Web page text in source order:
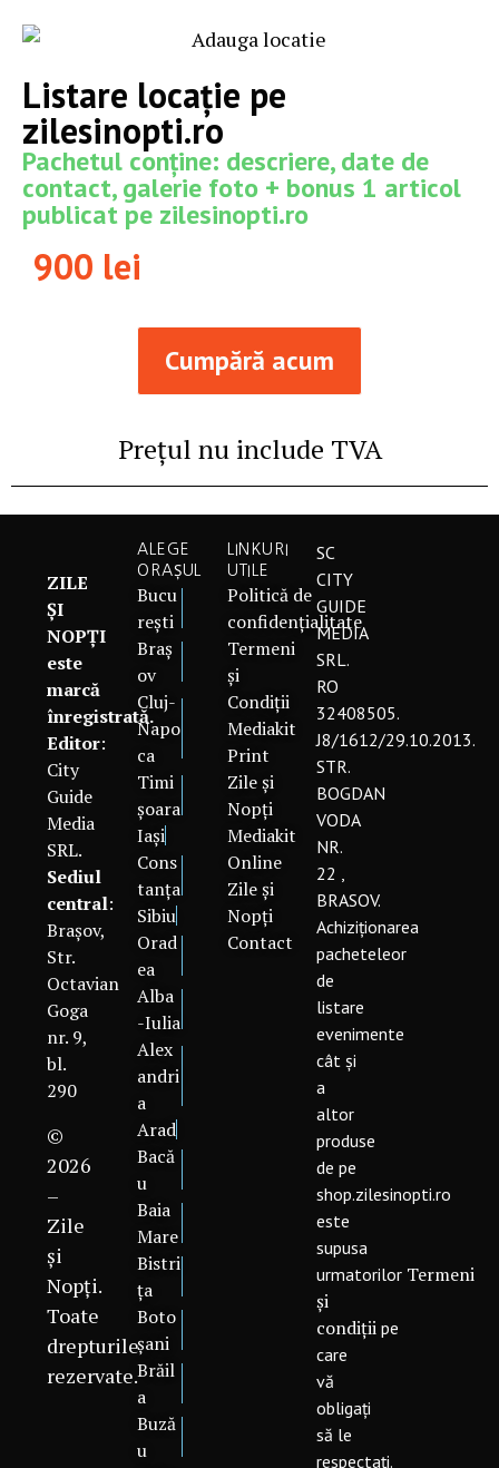
Listare locație pe
zilesinopti.ro
Pachetul conține: descriere, date de
contact, galerie foto + bonus 1 articol
publicat pe zilesinopti.ro
900 lei
Cumpără acum
Prețul nu include TVA
ZILE
ȘI
NOPȚI
este
marcă
înregistrată.
Editor:
City
Guide
Media
SRL.
Sediul
central:
Brașov,
Str.
Octavian
Goga
nr. 9,
bl.
290
©
2026
–
Zile
și
Nopți.
Toate
drepturile
rezervate.
ALEGE
ORAȘUL
Bucu
rești
Braș
ov
Cluj-
Napo
ca
Timi
șoara
Iași
Cons
tanța
Sibiu
Orad
ea
Alba
-Iulia
Alex
andri
a
Arad
Bacă
u
Baia
Mare
Bistri
ța
Boto
șani
Brăil
a
Buză
u
LINKURI
UTILE
Politică de
confidențialitate
Termeni
și
Condiții
Mediakit
Print
Zile și
Nopți
Mediakit
Online
Zile și
Nopți
Contact
SC
CITY
GUIDE
MEDIA
SRL.
RO
32408505.
J8/1612/29.10.2013.
STR.
BOGDAN
VODA
NR.
22 ,
BRASOV.
Achiziționarea
pacheteleor
de
listare
evenimente
cât și
a
altor
produse
de pe
shop.zilesinopti.ro
este
supusa
urmatorilor Termeni
și
condiții pe
care
vă
obligați
să le
respectați.